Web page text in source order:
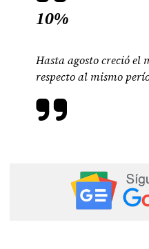
10%
Hasta agosto creció el
respecto al mismo